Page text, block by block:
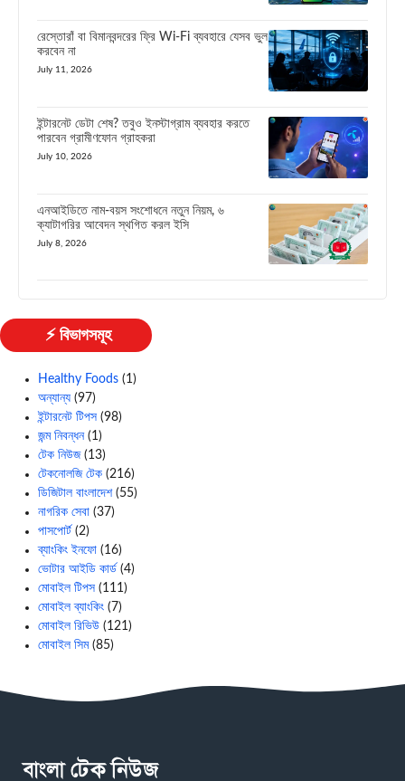
রেস্তোরাঁ বা বিমানবন্দরের ফ্রি Wi-Fi ব্যবহারে যেসব ভুল
করবেন না
July 11, 2026
ইন্টারনেট ডেটা শেষ? তবুও ইনস্টাগ্রাম ব্যবহার করতে
পারবেন গ্রামীণফোন গ্রাহকরা
July 10, 2026
এনআইডিতে নাম-বয়স সংশোধনে নতুন নিয়ম, ৬
ক্যাটাগরির আবেদন স্থগিত করল ইসি
July 8, 2026
⚡ বিভাগসমূহ
Healthy Foods (1)
অন্যান্য (97)
ইন্টারনেট টিপস (98)
জন্ম নিবন্ধন(1)
টেক নিউজ(13)
টেকনোলজি টেক (216)
ডিজিটাল বাংলাদেশ(55)
নাগরিক সেবা (37)
পাসপোর্ট (2)
ব্যাংকিং ইনফো (16)
ভোটার আইডি কার্ড (4)
মোবাইল টিপস (111)
মোবাইল ব্যাংকিং (7)
মোবাইল রিভিউ (121)
মোবাইল সিম(85)